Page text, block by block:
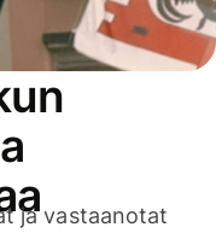
ja vastaanotat